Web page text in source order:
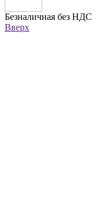
Безналичная без НДС
Вверх